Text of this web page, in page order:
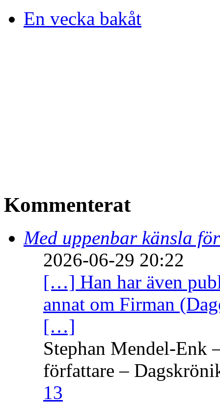
En vecka bakåt
Kommenterat
Med uppenbar känsla
2026-06-29 20:22
[…] Han har även
annat om Firman
[…]
Stephan Mendel-Enk
författare –
13